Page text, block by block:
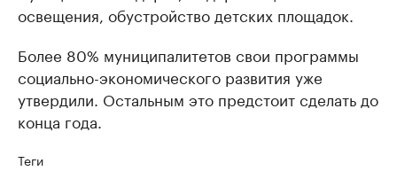
освещения, обустройство детских площадок.
Более 80% муниципалитетов свои программы
социально-экономического развития уже
утвердили. Остальным это предстоит сделать до
конца года.
Теги